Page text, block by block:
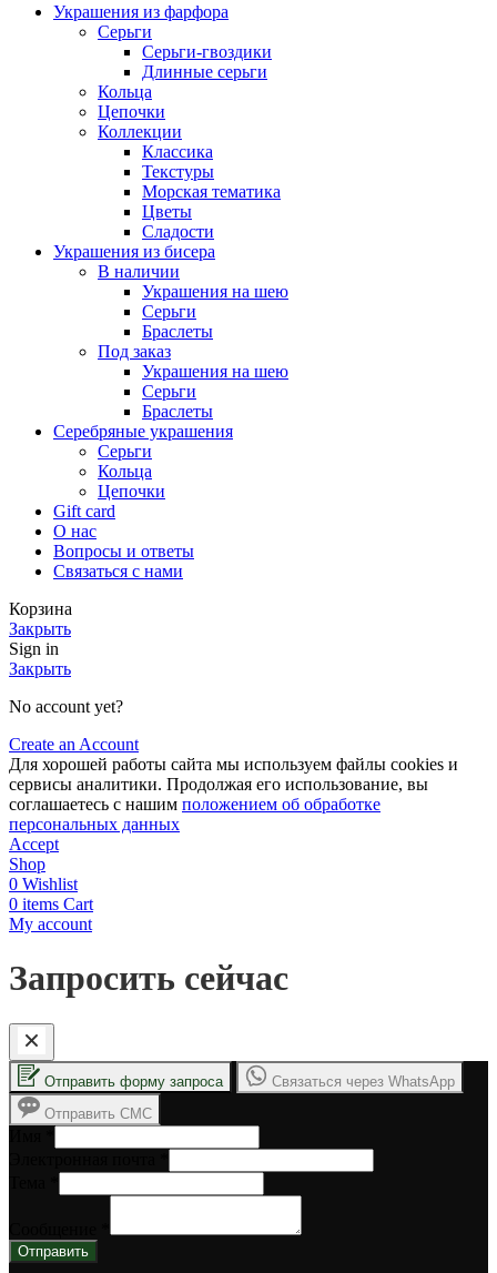
Украшения из фарфора
Серьги
Серьги-гвоздики
Длинные серьги
Кольца
Цепочки
Коллекции
Классика
Текстуры
Морская тематика
Цветы
Сладости
Украшения из бисера
В наличии
Украшения на шею
Серьги
Браслеты
Под заказ
Украшения на шею
Серьги
Браслеты
Серебряные украшения
Серьги
Кольца
Цепочки
Gift card
О нас
Вопросы и ответы
Связаться с нами
Корзина
Закрыть
Sign in
Закрыть
No account yet?
Create an Account
Для хорошей работы сайта мы используем файлы cookies и
сервисы аналитики. Продолжая его использование, вы
соглашаетесь с нашим положением об обработке
персональных данных
Accept
Shop
0 Wishlist
0 items Cart
My account
Запросить сейчас
Отправить форму запроса
Связаться через WhatsApp
Отправить СМС
Отправить